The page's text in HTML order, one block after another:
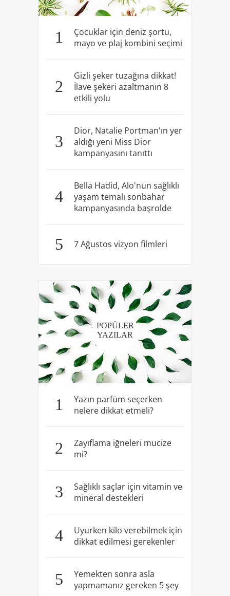
1
Çocuklar için deniz şortu,
mayo ve plaj kombini seçimi
2
Gizli şeker tuzağına dikkat!
İlave şekeri azaltmanın 8
etkili yolu
3
Dior, Natalie Portman'ın yer
aldığı yeni Miss Dior
kampanyasını tanıttı
4
Bella Hadid, Alo'nun sağlıklı
yaşam temalı sonbahar
kampanyasında başrolde
5 7 Ağustos vizyon filmleri
POPÜLER
YAZILAR
1
Yazın parfüm seçerken
nelere dikkat etmeli?
2
Zayıflama iğneleri mucize
mi?
3
Sağlıklı saçlar için vitamin ve
mineral destekleri
4
Uyurken kilo verebilmek için
dikkat edilmesi gerekenler
5
Yemekten sonra asla
yapmamanız gereken 5 şey